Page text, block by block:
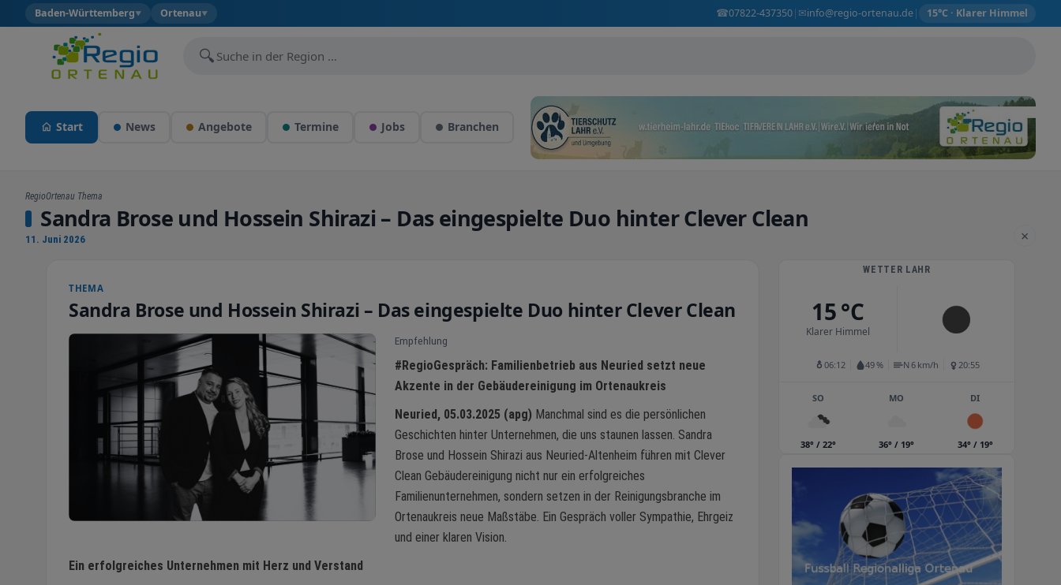
Baden-Württemberg▼ Ortenau▼ ☎07822-437350| ✉info@regio-ortenau.de| 15°C · Klarer Himmel
🔍
Start News Angebote Termine Jobs Branchen
RegioOrtenau Thema
Sandra Brose und Hossein Shirazi – Das eingespielte Duo hinter Clever Clean
11. Juni 2026 ×
THEMA
Sandra Brose und Hossein Shirazi – Das eingespielte Duo hinter Clever Clean
Empfehlung
#RegioGespräch: Familienbetrieb aus Neuried setzt neue
Akzente in der Gebäudereinigung im Ortenaukreis
Neuried, 05.03.2025 (apg) Manchmal sind es die persönlichen
Geschichten hinter Unternehmen, die uns staunen lassen. Sandra
Brose und Hossein Shirazi aus Neuried-Altenheim führen mit Clever
Clean Gebäudereinigung nicht nur ein erfolgreiches
Familienunternehmen, sondern setzen in der Reinigungsbranche im
Ortenaukreis neue Maßstäbe. Ein Gespräch voller Sympathie, Ehrgeiz
und einer klaren Vision.
Ein erfolgreiches Unternehmen mit Herz und Verstand
WETTER LAHR
15 °C
Klarer Himmel
06:12 49 % N 6 km/h 20:55
SO
38° / 22°
MO
36° / 19°
DI
34° / 19°